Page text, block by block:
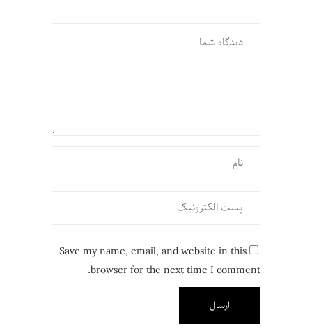
Save my name, email, and website in this
browser for the next time I comment.